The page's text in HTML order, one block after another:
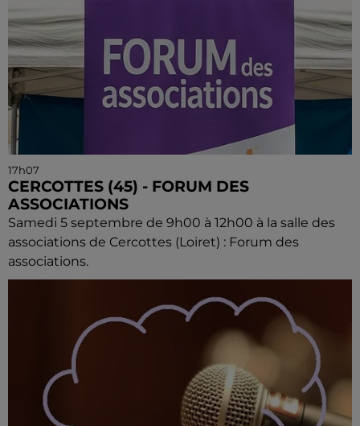
17h07
CERCOTTES (45) - FORUM DES
ASSOCIATIONS
Samedi 5 septembre de 9h00 à 12h00 à la salle des
associations de Cercottes (Loiret) : Forum des
associations.